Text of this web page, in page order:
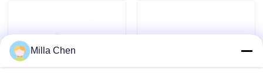
Demandez une citation
Box en fibre optique Résiliation
Milla Chen